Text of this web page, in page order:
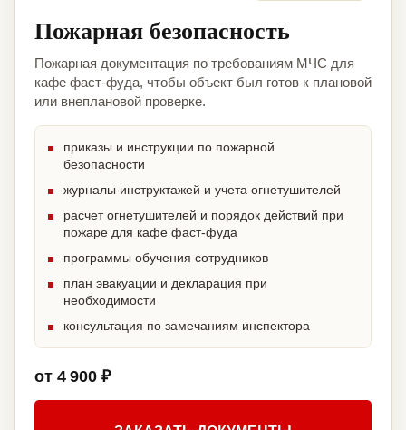
Пожарная безопасность
Пожарная документация по требованиям МЧС для
кафе фаст-фуда, чтобы объект был готов к плановой
или внеплановой проверке.
приказы и инструкции по пожарной
безопасности
журналы инструктажей и учета огнетушителей
расчет огнетушителей и порядок действий при
пожаре для кафе фаст-фуда
программы обучения сотрудников
план эвакуации и декларация при
необходимости
консультация по замечаниям инспектора
от 4 900 ₽